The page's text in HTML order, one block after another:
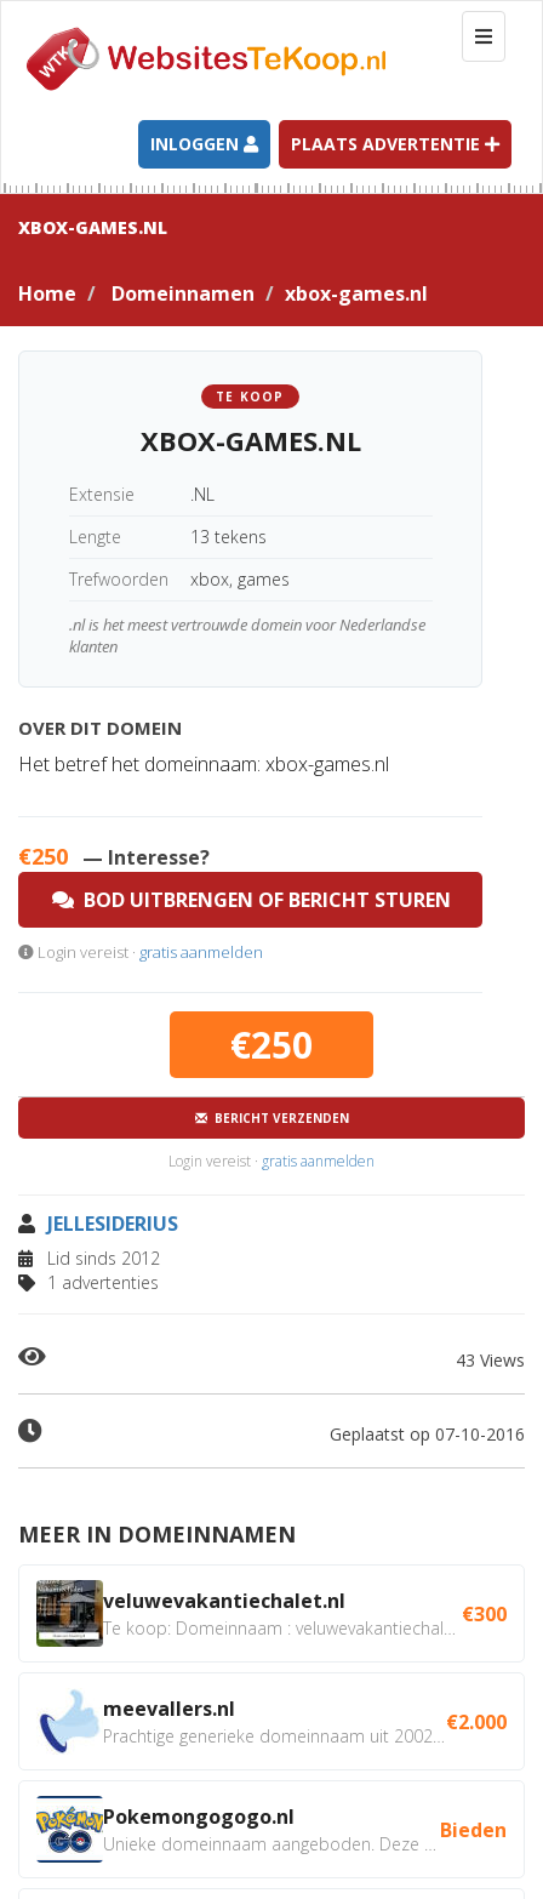
T
o
g
l
e
n
a
t
INLOGGEN PLAATS ADVERTENTIE
XBOX-GAMES.NL
Home Domeinnamen xbox-games.nl
TE KOOP
XBOX-GAMES.NL
Extensie
.NL
Lengte
13 tekens
Trefwoorden
xbox, games
.nl is het meest vertrouwde domein voor Nederlandse
klanten
OVER DIT DOMEIN
Het betref het domeinnaam: xbox-games.nl
€250 — Interesse?
BOD UITBRENGEN OF BERICHT STUREN
Login vereist · gratis aanmelden
€250
BERICHT VERZENDEN
Login vereist · gratis aanmelden
JELLESIDERIUS
Lid sinds 2012
1 advertenties
43 Views
Geplaatst op 07-10-2016
MEER IN DOMEINNAMEN
veluwevakantiechalet.nl €300
meevallers.nl €2.000
Pokemongogogo.nl Bieden